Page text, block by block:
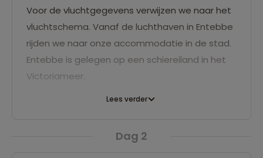
Voor de vluchtgegevens verwijzen we naar het
vluchtschema. Vanaf de luchthaven in Entebbe
rijden we naar onze accommodatie in de stad.
Entebbe is gelegen op een schiereiland in het
Victoriameer.
Lees verder
Dag 2